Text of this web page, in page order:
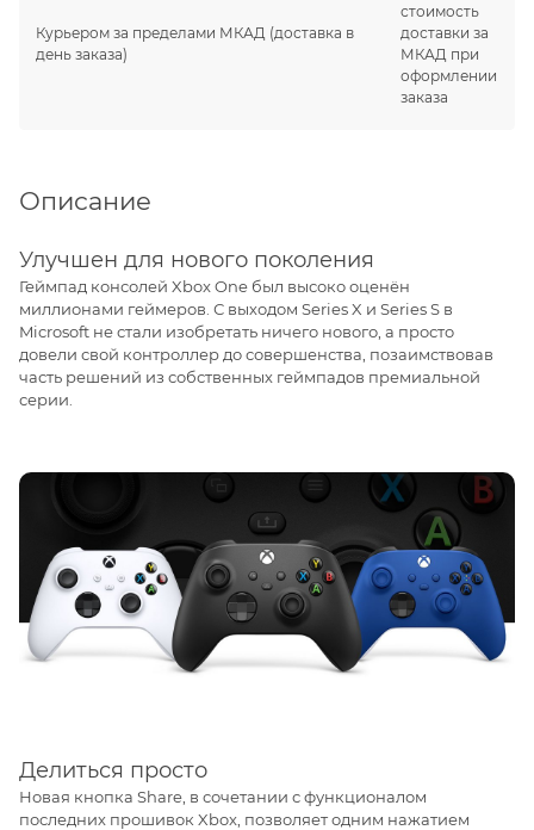
Курьером за пределами МКАД (доставка в
день заказа)
стоимость
доставки за
МКАД при
оформлении
заказа
Описание
Улучшен для нового поколения
Геймпад консолей Xbox One был высоко оценён
миллионами геймеров. С выходом Series X и Series S в
Microsoft не стали изобретать ничего нового, а просто
довели свой контроллер до совершенства, позаимствовав
часть решений из собственных геймпадов премиальной
серии.
Делиться просто
Новая кнопка Share, в сочетании с функционалом
последних прошивок Xbox, позволяет одним нажатием